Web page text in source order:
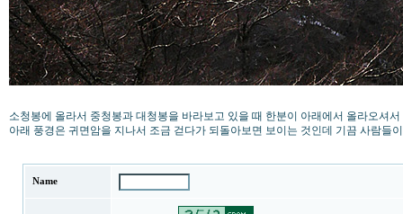
소청봉에 올라서 중청봉과 대청봉을 바라보고 있을 때 한분이 아래에서 올라오셔
아래 풍경은 귀면암을 지나서 조금 걷다가 되돌아보면 보이는 것인데 기끔 사람들
Name